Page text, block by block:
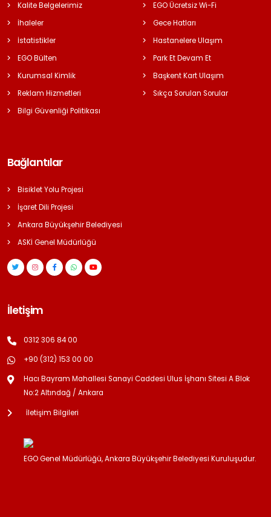
Kalite Belgelerimiz
İhaleler
İstatistikler
EGO Bülten
Kurumsal Kimlik
Reklam Hizmetleri
Bilgi Güvenliği Politikası
EGO Ücretsiz Wi-Fi
Gece Hatları
Hastanelere Ulaşım
Park Et Devam Et
Başkent Kart Ulaşım
Sıkça Sorulan Sorular
Bağlantılar
Bisiklet Yolu Projesi
İşaret Dili Projesi
Ankara Büyükşehir Belediyesi
ASKİ Genel Müdürlüğü
İletişim
0312 306 84 00
+90 (312) 153 00 00
Hacı Bayram Mahallesi Sanayi Caddesi Ulus İşhanı Sitesi A Blok
No:2 Altındağ / Ankara
İletişim Bilgileri
EGO Genel Müdürlüğü, Ankara Büyükşehir Belediyesi Kuruluşudur.